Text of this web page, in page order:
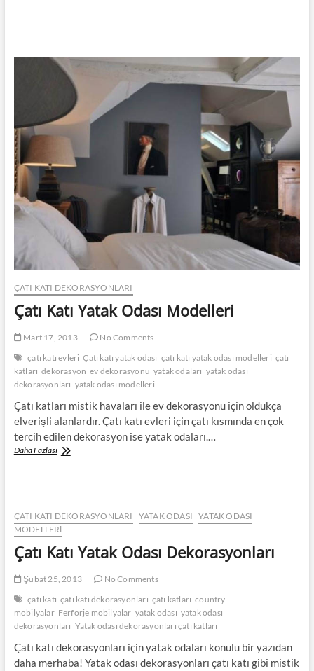
ÇATI KATI DEKORASYONLARI
Çatı Katı Yatak Odası Modelleri
Mart 17, 2013
No Comments
çatı katı evleri Çatı katı yatak odası çatı katı yatak odası modelleri çatı
katları dekorasyon ev dekorasyonu yatak odaları yatak odası
dekorasyonları yatak odası modelleri
Çatı katları mistik havaları ile ev dekorasyonu için oldukça
elverişli alanlardır. Çatı katı evleri için çatı kısmında en çok
tercih edilen dekorasyon ise yatak odaları.…
Daha FazlasıÇatı
ÇATI KATI DEKORASYONLARI
YATAK ODASI
YATAK ODASI
MODELLERI
Çatı Katı Yatak Odası Dekorasyonları
Şubat 25, 2013
No Comments
çatı katı çatı katı dekorasyonları çatı katları country
mobilyalar Ferforje mobilyalar yatak odası yatak odası
dekorasyonları Yatak odası dekorasyonları çatı katları
Çatı katı dekorasyonları için yatak odaları konulu bir yazıdan
daha merhaba! Yatak odası dekorasyonları çatı katı gibi mistik